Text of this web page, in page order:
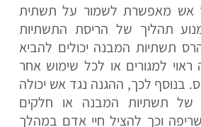
אש מאפשרת לשמור על תשתית
תהליך של הריסת התשתיות
תשתיות המבנה יכולים להביא
למגורים או לכל שימוש אחר
בנוסף לכך, ההגנה נגד אש יכולה
של תשתיות המבנה או חלקים
וכך להציל חיי אדם במהלך